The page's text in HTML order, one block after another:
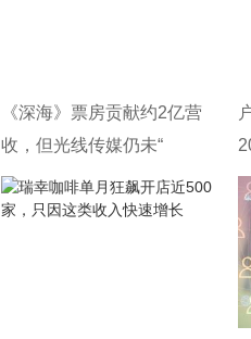
《深海》票房贡献约2亿营
收，但光线传媒仍未“